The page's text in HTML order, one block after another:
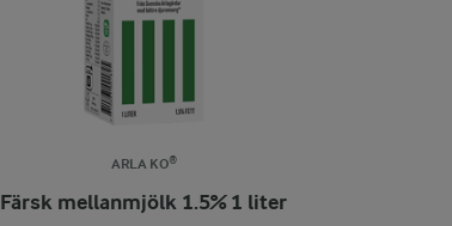
ARLA KO®
Färsk mellanmjölk 1.5% 1 liter